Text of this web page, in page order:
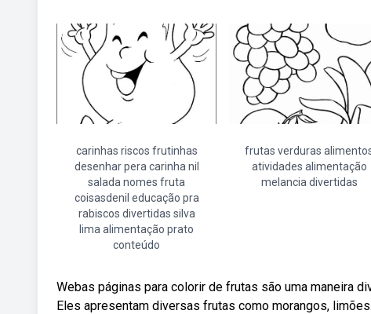
carinhas riscos frutinhas
desenhar pera carinha nil
salada nomes fruta
coisasdenil educação pra
rabiscos divertidas silva
lima alimentação prato
conteúdo
frutas verduras
atividades alimentação
melancia divertidas
Webas páginas para colorir de frutas são uma maneira
Eles apresentam diversas frutas como morangos,